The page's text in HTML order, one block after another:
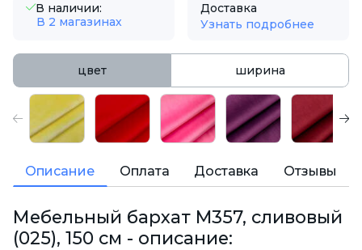
В наличии:
В 2 магазинах
Доставка
Узнать подробнее
цвет ширина
Описание Оплата Доставка Отзывы
Мебельный бархат M357, сливовый
(025), 150 см - описание: